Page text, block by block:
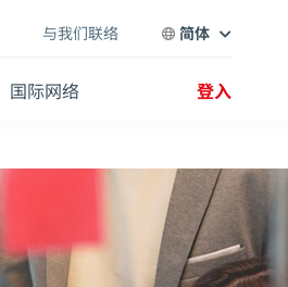
国际网络 登入
与我们联络 简体